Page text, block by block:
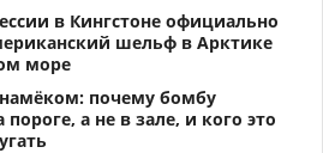
в Кингстоне официально
шельф в Арктике
море
почему бомбу
пороге, а не в зале, и кого это